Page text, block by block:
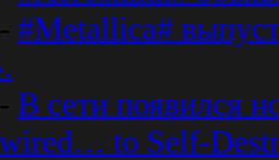
#Metallica#
В сети появился
to Self-